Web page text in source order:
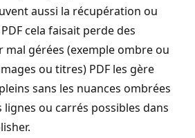
aussi la récupération ou
cela faisait perde des
gérées (exemple ombre ou
ou titres) PDF les gère
sans les nuances ombrées
lignes ou carrés possibles dans